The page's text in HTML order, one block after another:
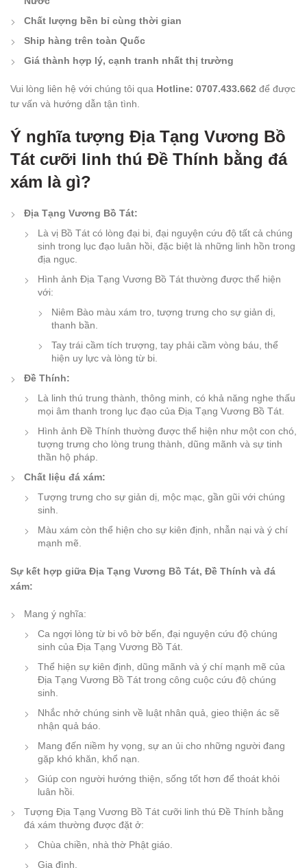
Chất lượng bền bỉ cùng thời gian
Ship hàng trên toàn Quốc
Giá thành hợp lý, cạnh tranh nhất thị trường
Vui lòng liên hệ với chúng tôi qua Hotline: 0707.433.662 để được
tư vấn và hướng dẫn tận tình.
Ý nghĩa tượng Địa Tạng Vương Bồ
Tát cưỡi linh thú Đề Thính bằng đá
xám là gì?
Địa Tạng Vương Bồ Tát:
Là vị Bồ Tát có lòng đại bi, đại nguyện cứu độ tất cả chúng
sinh trong lục đạo luân hồi, đặc biệt là những linh hồn trong
địa ngục.
Hình ảnh Địa Tạng Vương Bồ Tát thường được thể hiện
với:
Niêm Bào màu xám tro, tượng trưng cho sự giản dị,
thanh bần.
Tay trái cầm tích trượng, tay phải cầm vòng báu, thể
hiện uy lực và lòng từ bi.
Đề Thính:
Là linh thú trung thành, thông minh, có khả năng nghe thấu
mọi âm thanh trong lục đạo của Địa Tạng Vương Bồ Tát.
Hình ảnh Đề Thính thường được thể hiện như một con chó,
tượng trưng cho lòng trung thành, dũng mãnh và sự tinh
thần hộ pháp.
Chất liệu đá xám:
Tượng trưng cho sự giản dị, mộc mạc, gần gũi với chúng
sinh.
Màu xám còn thể hiện cho sự kiên định, nhẫn nại và ý chí
mạnh mẽ.
Sự kết hợp giữa Địa Tạng Vương Bồ Tát, Đề Thính và đá
xám:
Mang ý nghĩa:
Ca ngợi lòng từ bi vô bờ bến, đại nguyện cứu độ chúng
sinh của Địa Tạng Vương Bồ Tát.
Thể hiện sự kiên định, dũng mãnh và ý chí mạnh mẽ của
Địa Tạng Vương Bồ Tát trong công cuộc cứu độ chúng
sinh.
Nhắc nhở chúng sinh về luật nhân quả, gieo thiện ác sẽ
nhận quả báo.
Mang đến niềm hy vọng, sự an ủi cho những người đang
gặp khó khăn, khổ nạn.
Giúp con người hướng thiện, sống tốt hơn để thoát khỏi
luân hồi.
Tượng Địa Tạng Vương Bồ Tát cưỡi linh thú Đề Thính bằng
đá xám thường được đặt ở:
Chùa chiền, nhà thờ Phật giáo.
Gia đình.